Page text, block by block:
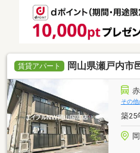
賃貸アパート 岡山県瀬戸内市
その他
築25